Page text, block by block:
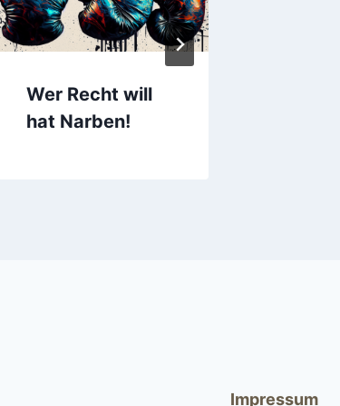
Wer Recht will
hat Narben!
Impressum